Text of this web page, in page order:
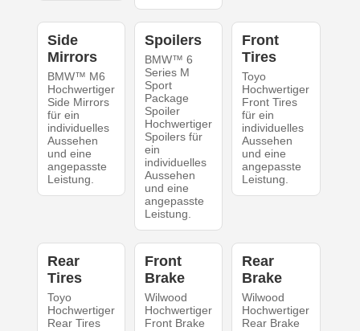
Side
Mirrors
BMW™ M6
Hochwertiger
Side Mirrors
für ein
individuelles
Aussehen
und eine
angepasste
Leistung.
Spoilers
BMW™ 6
Series M
Sport
Package
Spoiler
Hochwertiger
Spoilers für
ein
individuelles
Aussehen
und eine
angepasste
Leistung.
Front
Tires
Toyo
Hochwertiger
Front Tires
für ein
individuelles
Aussehen
und eine
angepasste
Leistung.
Rear
Tires
Toyo
Hochwertiger
Rear Tires
Front
Brake
Wilwood
Hochwertiger
Front Brake
Rear
Brake
Wilwood
Hochwertiger
Rear Brake